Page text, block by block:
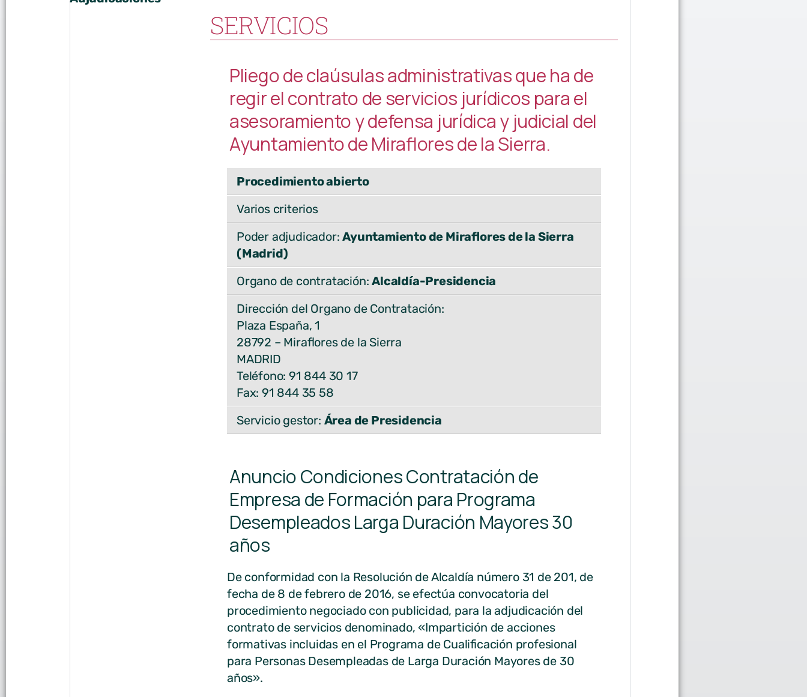
SERVICIOS
Pliego de claúsulas administrativas que ha de
regir el contrato de servicios jurídicos para el
asesoramiento y defensa jurídica y judicial del
Ayuntamiento de Miraflores de la Sierra.
Procedimiento abierto
Varios criterios
Poder adjudicador:Ayuntamiento de Miraflores de la Sierra
(Madrid)
Organo de contratación:Alcaldía-Presidencia
Dirección del Organo de Contratación:
Plaza España, 1
28792 – Miraflores de la Sierra
MADRID
Teléfono: 91 844 30 17
Fax: 91 844 35 58
Servicio gestor: Área de Presidencia
Anuncio Condiciones Contratación de
Empresa de Formación para Programa
Desempleados Larga Duración Mayores 30
años
De conformidad con la Resolución de Alcaldía número 31 de 201, de
fecha de 8 de febrero de 2016, se efectúa convocatoria del
procedimiento negociado con publicidad, para la adjudicación del
contrato de servicios denominado, «Impartición de acciones
formativas incluidas en el Programa de Cualificación profesional
para Personas Desempleadas de Larga Duración Mayores de 30
años».